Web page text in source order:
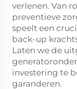
verlenen. Van
preventieve
speelt een
back-up
Laten we de
investering te
garanderen.